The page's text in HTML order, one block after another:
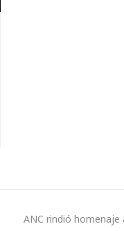
ANC rindió homenaje